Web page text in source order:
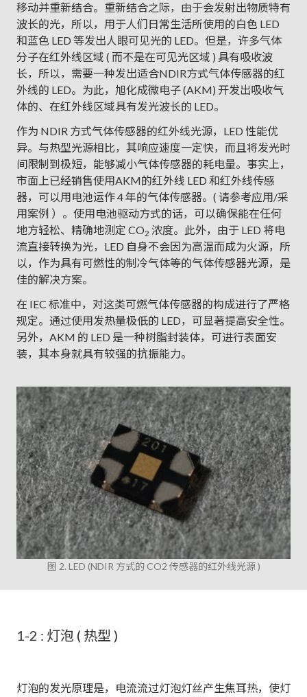
移动并重新结合。重新结合之际，由于会发射出物质特有
波长的光，所以，用于人们日常生活所使用的白色 LED
和蓝色 LED 等发出人眼可见光的 LED。但是，许多气体
分子在红外线区域 ( 而不是在可见光区域 ) 具有吸收波
长，所以，需要一种发出适合NDIR方式气体传感器的红
外线的 LED。为此，旭化成微电子 (AKM) 开发出吸收气
体的、在红外线区域具有发光波长的 LED。
作为 NDIR 方式气体传感器的红外线光源，LED 性能优
异。与热型光源相比，其响应速度一定快，而且将发光时
间限制到极短，能够减小气体传感器的耗电量。事实上，
市面上已经销售使用AKM的红外线 LED 和红外线传感
器，可以用电池运作 4 年的气体传感器。( 请参考应用/采
用案例 ）。使用电池驱动方式的话，可以确保能在任何
地方轻松、精确地测定 CO2 浓度。此外，由于 LED 将电
流直接转换为光，LED 自身不会因为高温而成为火源，所
以，作为具有可燃性的制冷气体等的气体传感器光源，是
佳的解决方案。
在 IEC 标准中，对这类可燃气体传感器的构成进行了严格
规定。通过使用发热量极低的 LED，可显著提高安全性。
另外，AKM 的 LED 是一种树脂封装体，可进行表面安
装，其本身就具有较强的抗振能力。
图 2. LED (NDIR 方式的 CO2 传感器的红外线光源 )
1-2 : 灯泡 ( 热型 )
灯泡的发光原理是，电流流过灯泡灯丝产生焦耳热，使灯